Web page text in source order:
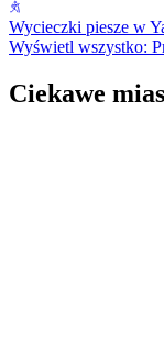
Wycieczki piesze w
Wyświetl wszystko:
Ciekawe